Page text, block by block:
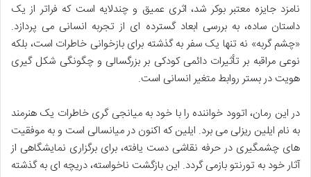
نامزد جایزه معتبر بوکر شد، اثری عمیق و چندلایه است که فراتر از یک
داستان ساده، به بررسی ابعاد گسترده ای از تجربه انسانی می پردازد.
«چشم گربه» نه تنها یک سفر به گذشته برای بازخوانی خاطرات است، بلکه
نوعی مراقبه بر تأثیرات دائمی کودکی بر بزرگسالی و چگونگی شکل گیری
هویت در بستر روابط متغیر انسانی است.
در این رمان، اتوود خواننده را با خود به میانجی گری خاطرات یک هنرمند
به نام ایلین ریزلی می برد. ایلین که اکنون در میانسالی است و به موفقیت
های چشمگیری در حرفه نقاشی دست یافته، برای برگزاری نمایشگاهی از
آثار خود به تورنتو بازمی گردد. این بازگشت ناخواسته، دریچه ای به گذشته